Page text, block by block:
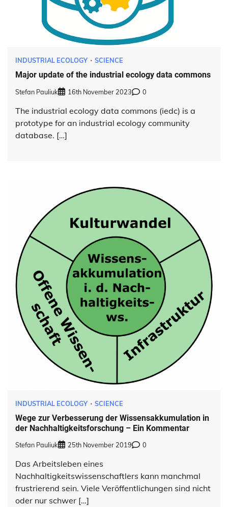
INDUSTRIAL ECOLOGY SCIENCE
Major update of the industrial ecology data commons
Stefan Pauliuk 16th November 2023 0
The industrial ecology data commons (iedc) is a
prototype for an industrial ecology community
database. […]
INDUSTRIAL ECOLOGY SCIENCE
Wege zur Verbesserung der Wissensakkumulation in
der Nachhaltigkeitsforschung – Ein Kommentar
Stefan Pauliuk 25th November 2019 0
Das Arbeitsleben eines
Nachhaltigkeitswissenschaftlers kann manchmal
frustrierend sein. Viele Veröffentlichungen sind nicht
oder nur schwer […]